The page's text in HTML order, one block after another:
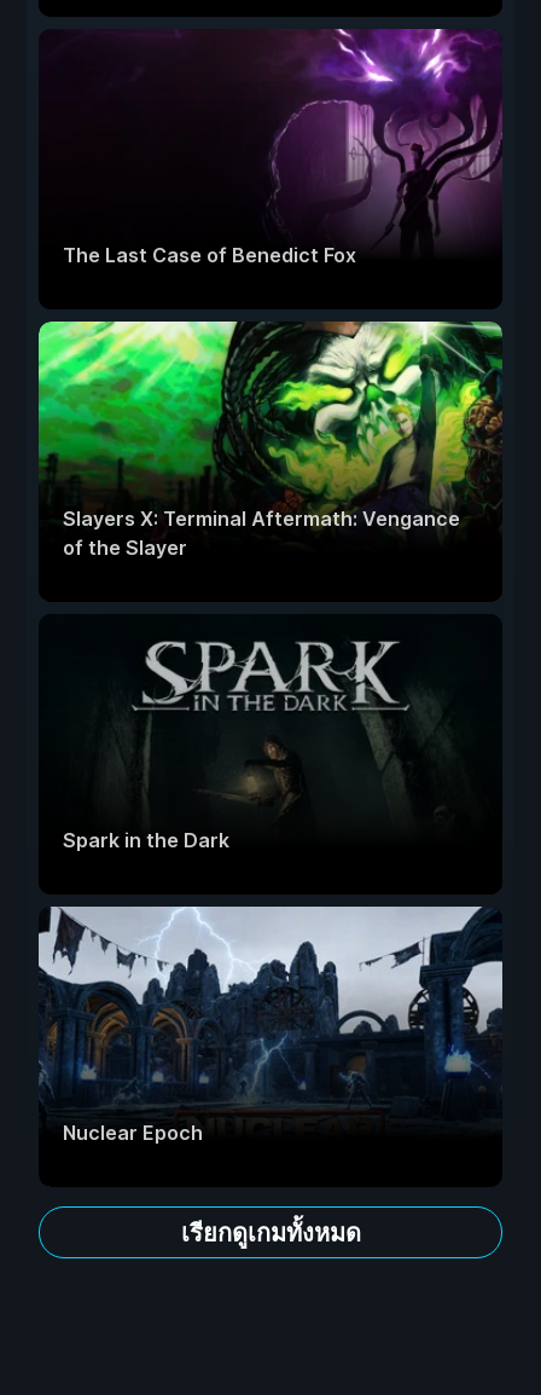
The Last Case of Benedict Fox
Slayers X: Terminal Aftermath: Vengance
of the Slayer
Spark in the Dark
Nuclear Epoch
เรียกดูเกมทั้งหมด